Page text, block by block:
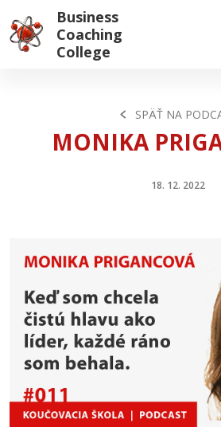
Business
Coaching
College
SPÄŤ NA
MONIKA
18. 12. 2022